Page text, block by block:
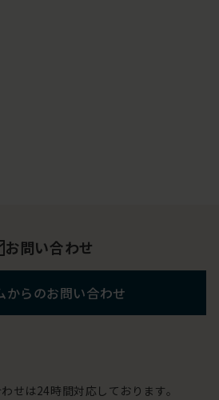
お問い合わせ
からのお問い合わせ
せは24時間対応しております。